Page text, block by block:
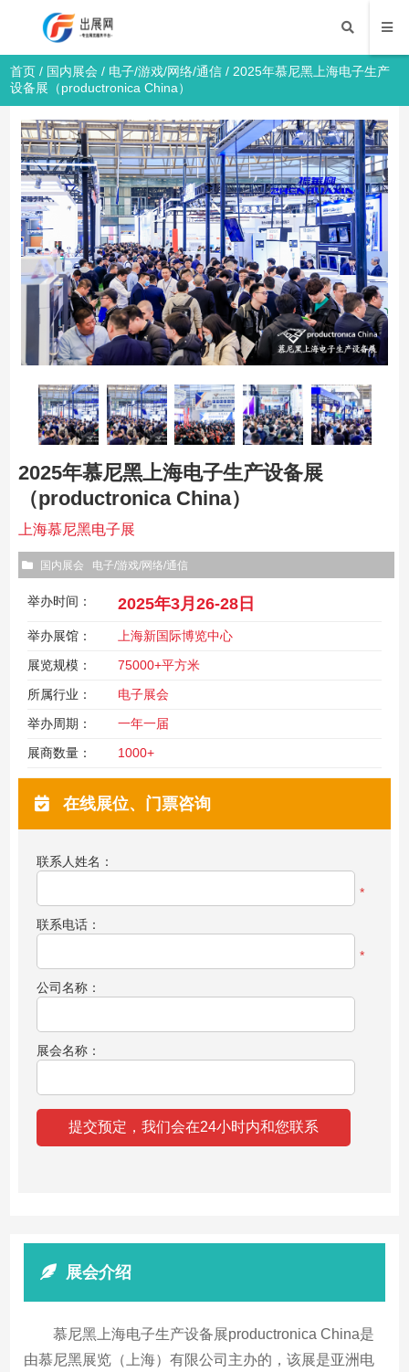
首页 / 国内展会 / 电子/游戏/网络/通信 / 2025年慕尼黑上海电子生产
设备展（productronica China）
2025年慕尼黑上海电子生产设备展
（productronica China）
上海慕尼黑电子展
国内展会 电子/游戏/网络/通信
举办时间： 2025年3月26-28日
举办展馆：
上海新国际博览中心
展览规模：
75000+平方米
所属行业：
电子展会
举办周期：
一年一届
展商数量：
1000+
在线展位、门票咨询
联系人姓名：
*
联系电话：
*
公司名称：
展会名称：
展会介绍
慕尼黑上海电子生产设备展productronica China是
由慕尼黑展览（上海）有限公司主办的，该展是亚洲电